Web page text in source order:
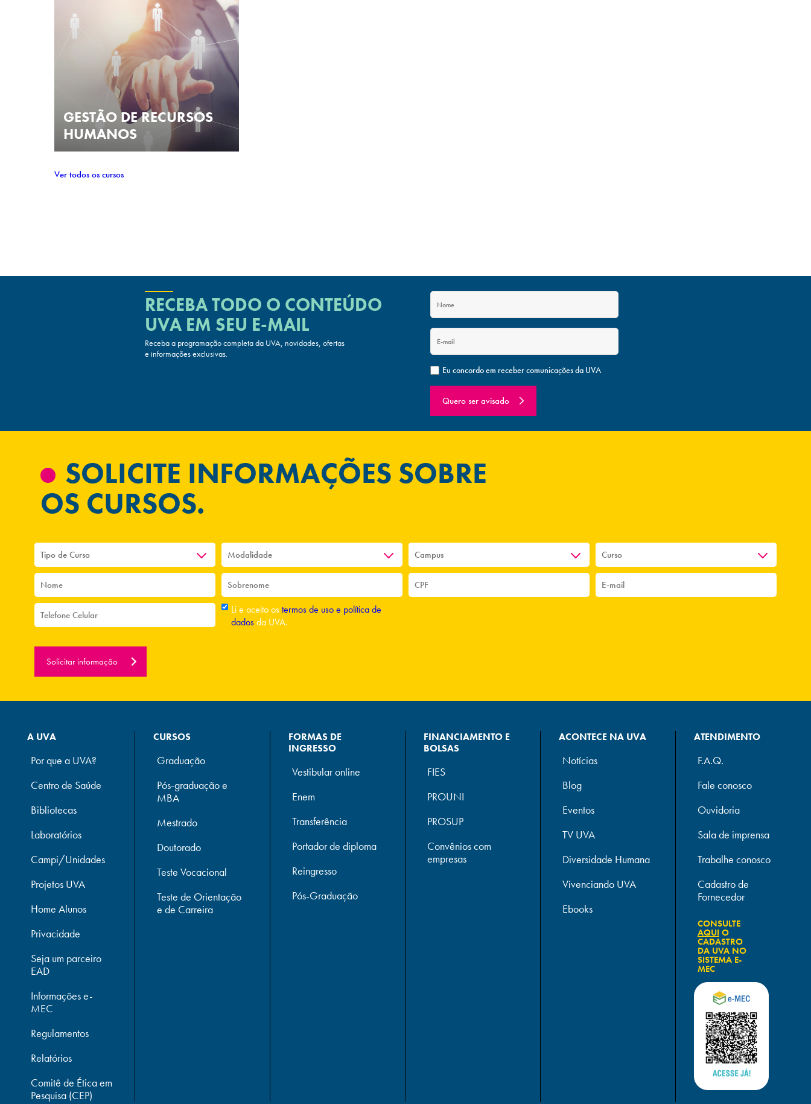
GESTÃO DE RECURSOS
HUMANOS
Ver todos os cursos
RECEBA TODO O CONTEÚDO
UVAEM SEU E-MAIL
Receba a programação completa da UVA, novidades, ofertas
e informações exclusivas.
Eu concordo em receber comunicações da UVA
Quero ser avisado
SOLICITE INFORMAÇÕES SOBRE
OS CURSOS.
Li e aceito ostermos de uso e política de
dadosda UVA.
Solicitar informação
A UVA
Por que a UVA?
Centro de Saúde
Bibliotecas
Laboratórios
Campi/Unidades
Projetos UVA
Home Alunos
Privacidade
Seja um parceiro
EAD
Informações e-
MEC
Regulamentos
Relatórios
Comitê de Ética em
Pesquisa (CEP)
CURSOS
Graduação
Pós-graduação e
MBA
Mestrado
Doutorado
Teste Vocacional
Teste de Orientação
e de Carreira
FORMAS DE
INGRESSO
Vestibular online
Enem
Transferência
Portador de diploma
Reingresso
Pós-Graduação
FINANCIAMENTO E
BOLSAS
FIES
PROUNI
PROSUP
Convênios com
empresas
ACONTECE NA UVA
Notícias
Blog
Eventos
TV UVA
Diversidade Humana
Vivenciando UVA
Ebooks
ATENDIMENTO
F.A.Q.
Fale conosco
Ouvidoria
Sala de imprensa
Trabalhe conosco
Cadastro de
Fornecedor
CONSULTE
AQUIO
CADASTRO
DA UVA NO
SISTEMA E-
MEC